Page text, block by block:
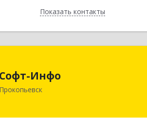
Показать контакты
Назад
Софт-Инфо
Прокопьевск
653039, Кемеровская область -
Кузбасс, Прокопьевск г, Институтская